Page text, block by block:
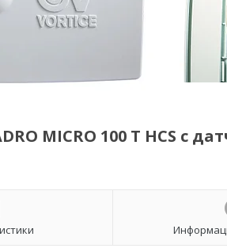
MICRO 100 T HCS с